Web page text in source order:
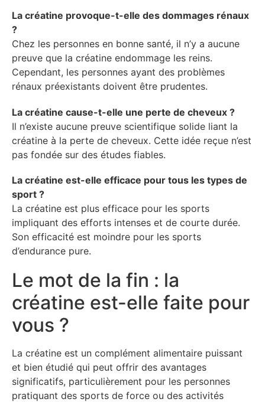
La créatine provoque-t-elle des dommages rénaux
?
Chez les personnes en bonne santé, il n’y a aucune
preuve que la créatine endommage les reins.
Cependant, les personnes ayant des problèmes
rénaux préexistants doivent être prudentes.
La créatine cause-t-elle une perte de cheveux ?
Il n’existe aucune preuve scientifique solide liant la
créatine à la perte de cheveux. Cette idée reçue n’est
pas fondée sur des études fiables.
La créatine est-elle efficace pour tous les types de
sport ?
La créatine est plus efficace pour les sports
impliquant des efforts intenses et de courte durée.
Son efficacité est moindre pour les sports
d’endurance pure.
Le mot de la fin : la
créatine est-elle faite pour
vous ?
La créatine est un complément alimentaire puissant
et bien étudié qui peut offrir des avantages
significatifs, particulièrement pour les personnes
pratiquant des sports de force ou des activités